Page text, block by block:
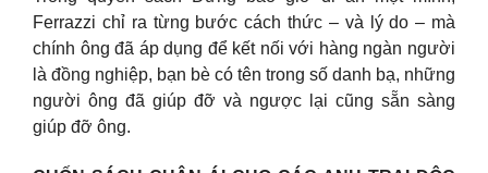
Ferrazzi chỉ ra từng bước cách thức – và lý do – mà
chính ông đã áp dụng để kết nối với hàng ngàn người
là đồng nghiệp, bạn bè có tên trong số danh bạ, những
người ông đã giúp đỡ và ngược lại cũng sẵn sàng
giúp đỡ ông.